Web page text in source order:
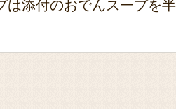
は添付のおでんスープを